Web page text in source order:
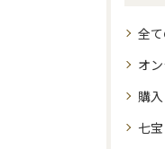
全
オ
購入
七